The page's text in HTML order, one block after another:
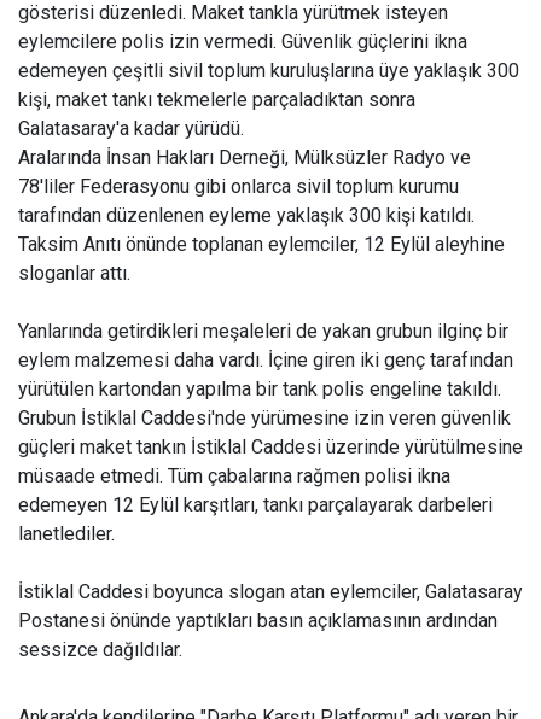
gösterisi düzenledi. Maket tankla yürütmek isteyen
eylemcilere polis izin vermedi. Güvenlik güçlerini ikna
edemeyen çeşitli sivil toplum kuruluşlarına üye yaklaşık 300
kişi, maket tankı tekmelerle parçaladıktan sonra
Galatasaray'a kadar yürüdü.
Aralarında İnsan Hakları Derneği, Mülksüzler Radyo ve
78'liler Federasyonu gibi onlarca sivil toplum kurumu
tarafından düzenlenen eyleme yaklaşık 300 kişi katıldı.
Taksim Anıtı önünde toplanan eylemciler, 12 Eylül aleyhine
sloganlar attı.
Yanlarında getirdikleri meşaleleri de yakan grubun ilginç bir
eylem malzemesi daha vardı. İçine giren iki genç tarafından
yürütülen kartondan yapılma bir tank polis engeline takıldı.
Grubun İstiklal Caddesi'nde yürümesine izin veren güvenlik
güçleri maket tankın İstiklal Caddesi üzerinde yürütülmesine
müsaade etmedi. Tüm çabalarına rağmen polisi ikna
edemeyen 12 Eylül karşıtları, tankı parçalayarak darbeleri
lanetlediler.
İstiklal Caddesi boyunca slogan atan eylemciler, Galatasaray
Postanesi önünde yaptıkları basın açıklamasının ardından
sessizce dağıldılar.